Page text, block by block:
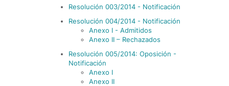
Resolución 003/2014 - Notificación
Resolución 004/2014 - Notificación
Anexo I - Admitidos
Anexo II – Rechazados
Resolución 005/2014: Oposición -
Notificación
Anexo I
Anexo II